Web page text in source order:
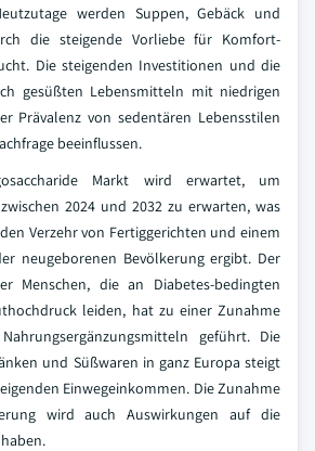
werden Suppen, Gebäck und
die steigende Vorliebe für Komfort-
Die steigenden Investitionen und die
gesüßten Lebensmitteln mit niedrigen
Prävalenz von sedentären Lebensstilen
beeinflussen.
Markt wird erwartet, um
2024 und 2032 zu erwarten, was
Verzehr von Fertiggerichten und einem
neugeborenen Bevölkerung ergibt. Der
Menschen, die an Diabetes-bedingten
leiden, hat zu einer Zunahme
geführt. Die
und Süßwaren in ganz Europa steigt
Einwegeinkommen. Die Zunahme
wird auch Auswirkungen auf die